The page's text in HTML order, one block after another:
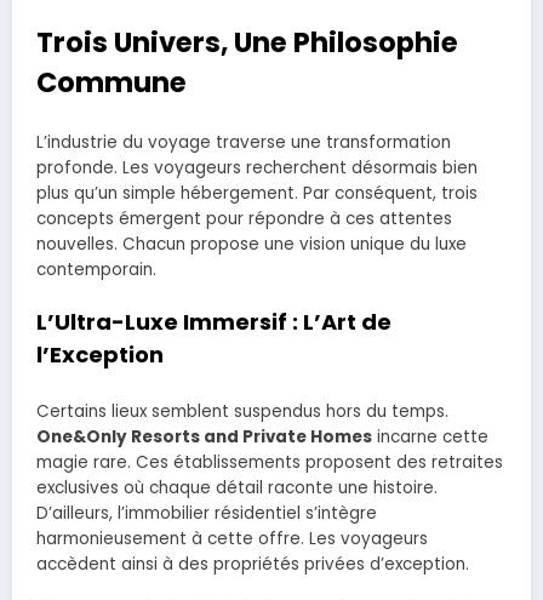
Trois Univers, Une Philosophie
Commune
L’industrie du voyage traverse une transformation
profonde. Les voyageurs recherchent désormais bien
plus qu’un simple hébergement. Par conséquent, trois
concepts émergent pour répondre à ces attentes
nouvelles. Chacun propose une vision unique du luxe
contemporain.
L’Ultra-Luxe Immersif : L’Art de
l’Exception
Certains lieux semblent suspendus hors du temps.
One&Only Resorts and Private Homes incarne cette
magie rare. Ces établissements proposent des retraites
exclusives où chaque détail raconte une histoire.
D’ailleurs, l’immobilier résidentiel s’intègre
harmonieusement à cette offre. Les voyageurs
accèdent ainsi à des propriétés privées d’exception.